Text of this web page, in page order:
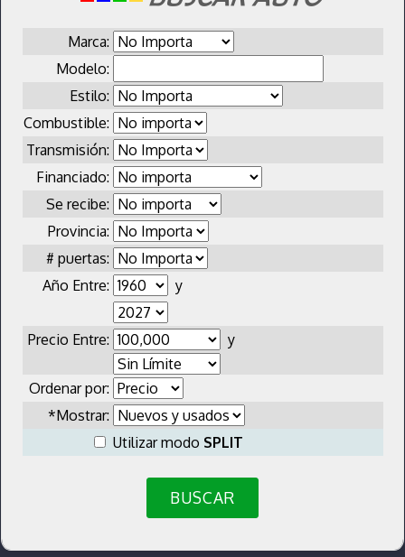
Marca:
Modelo:
Estilo:
Combustible:
Transmisión:
Financiado:
Se recibe:
Provincia:
# puertas:
Año Entre:
y
Precio Entre: y
Ordenar por:
*Mostrar:
Utilizar modo SPLIT
BUSCAR